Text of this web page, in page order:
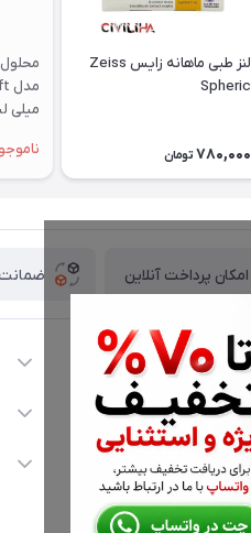
لنز طبی ماهانه زایس Zeiss
Spheric
780,000 تومان
میلی
امکان پرداخت آنلاین ضمانت
سراسر کشور